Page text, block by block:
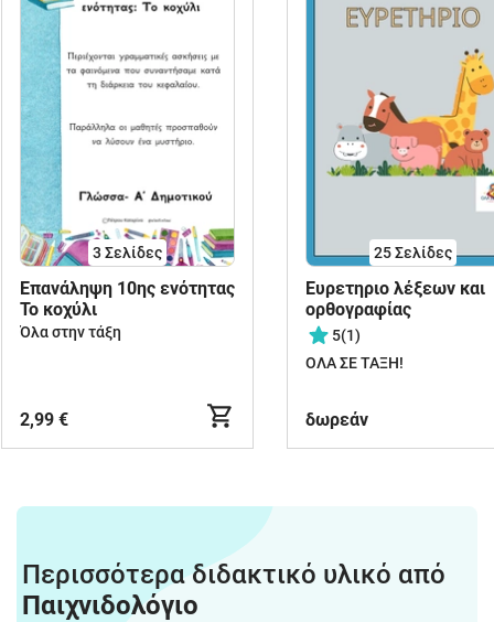
3 Σελίδες
Επανάληψη 10ης ενότητας
Το κοχύλι
Όλα στην τάξη
2,99 €
25Σελίδες
Ευρετηριο λέξεων και
ορθογραφίας
5(1)
ΟΛΑ ΣΕ ΤΑΞΗ!
δωρεάν
Περισσότερα διδακτικό υλικό από
Παιχνιδολόγιο